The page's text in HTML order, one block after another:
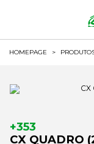
HOMEPAGE >
+353
CX QUADRO